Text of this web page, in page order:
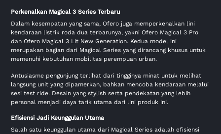
Perkenalkan Magical 3 Series Terbaru
Dalam kesempatan yang sama, Ofero juga memperkenalkan lini
kendaraan listrik roda dua terbarunya, yakni Ofero Magical 3 Pro
dan Ofero Magical 3 Lit New Generation. Kedua model ini
merupakan bagian dari Magical Series yang dirancang khusus untuk
memenuhi kebutuhan mobilitas perempuan urban.
Antusiasme pengunjung terlihat dari tingginya minat untuk melihat
langsung unit yang dipamerkan, bahkan mencoba kendaraan melalui
sesi test ride. Desain yang stylish serta pendekatan yang lebih
personal menjadi daya tarik utama dari lini produk ini.
Efisiensi Jadi Keunggulan Utama
Salah satu keunggulan utama dari Magical Series adalah efisiensi